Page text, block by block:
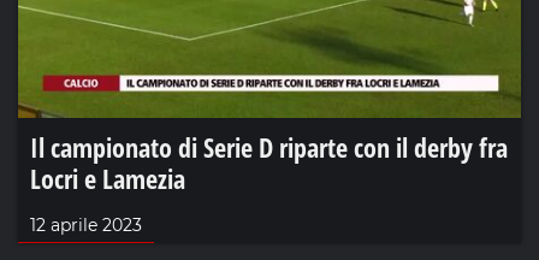
Il campionato di Serie D riparte con il derby fra
Locri e Lamezia
12 aprile 2023